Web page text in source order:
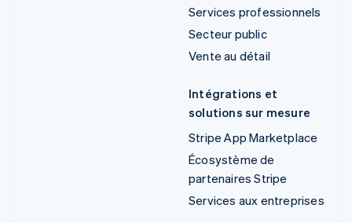
Services professionnels
Secteur public
Vente au détail
Intégrations et
solutions sur mesure
Stripe App Marketplace
Écosystème de
partenaires Stripe
Services aux entreprises